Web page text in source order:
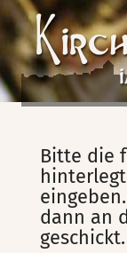
Bitte die
dann an
geschickt.